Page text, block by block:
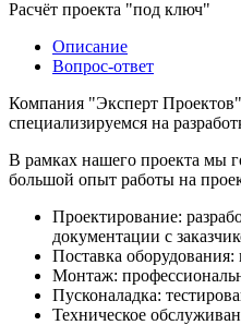
Расчёт проекта "под ключ"
Описание
Вопрос-ответ
Компания "Эксперт
специализируемся на
В рамках нашего проекта мы
большой опыт работы на
Проектирование:
документации с
Поставка
Монтаж:
Пусконаладка:
Техническое